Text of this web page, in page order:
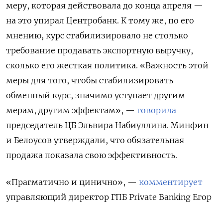
меру, которая действовала до конца апреля —
на это упирал Центробанк. К тому же, по его
мнению, курс стабилизировало не столько
требование продавать экспортную выручку,
сколько его жесткая политика. «Важность этой
меры для того, чтобы стабилизировать
обменный курс, значимо уступает другим
мерам, другим эффектам», — говорила
председатель ЦБ Эльвира Набиуллина. Минфин
и Белоусов утверждали, что обязательная
продажа показала свою эффективность.
«Прагматично и цинично», — комментирует
управляющий директор ГПБ Private Banking Егор